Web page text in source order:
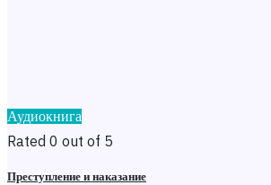
Аудиокнига
Rated 0 out of 5
Преступление и наказание